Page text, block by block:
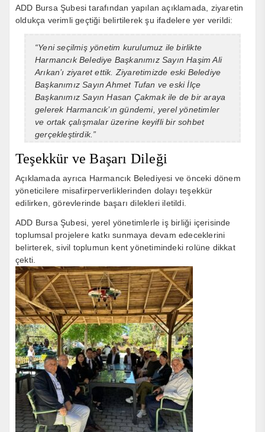
ADD Bursa Şubesi tarafından yapılan açıklamada, ziyaretin
oldukça verimli geçtiği belirtilerek şu ifadelere yer verildi:
“Yeni seçilmiş yönetim kurulumuz ile birlikte
Harmancık Belediye Başkanımız Sayın Haşim Ali
Arıkan’ı ziyaret ettik. Ziyaretimizde eski Belediye
Başkanımız Sayın Ahmet Tufan ve eski İlçe
Başkanımız Sayın Hasan Çakmak ile de bir araya
gelerek Harmancık’ın gündemi, yerel yönetimler
ve ortak çalışmalar üzerine keyifli bir sohbet
gerçekleştirdik.”
Teşekkür ve Başarı Dileği
Açıklamada ayrıca Harmancık Belediyesi ve önceki dönem
yöneticilere misafirperverliklerinden dolayı teşekkür
edilirken, görevlerinde başarı dilekleri iletildi.
ADD Bursa Şubesi, yerel yönetimlerle iş birliği içerisinde
toplumsal projelere katkı sunmaya devam edeceklerini
belirterek, sivil toplumun kent yönetimindeki rolüne dikkat
çekti.